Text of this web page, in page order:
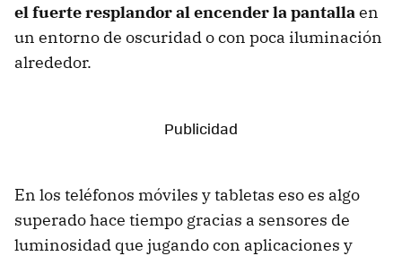
el fuerte resplandor al encender la pantallaen
un entorno de oscuridad o con poca iluminación
alrededor.
En los teléfonos móviles y tabletas eso es algo
superado hace tiempo gracias a sensores de
luminosidad que jugando con aplicaciones y